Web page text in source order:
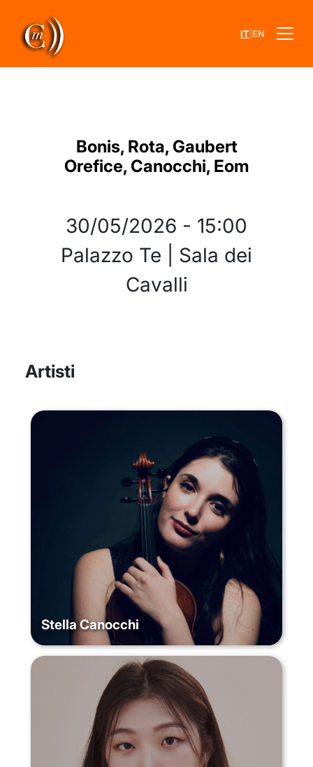
IT EN
Bonis, Rota, Gaubert
Orefice, Canocchi, Eom
30/05/2026 - 15:00
Palazzo Te | Sala dei
Cavalli
Artisti
Stella Canocchi